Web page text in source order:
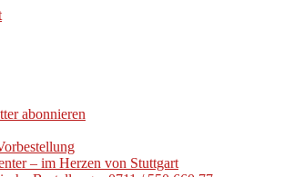
abonnieren
– im Herzen von Stuttgart